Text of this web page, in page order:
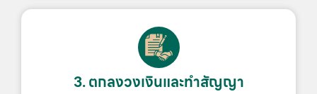
3. ตกลงวงเงินและทำสัญญา